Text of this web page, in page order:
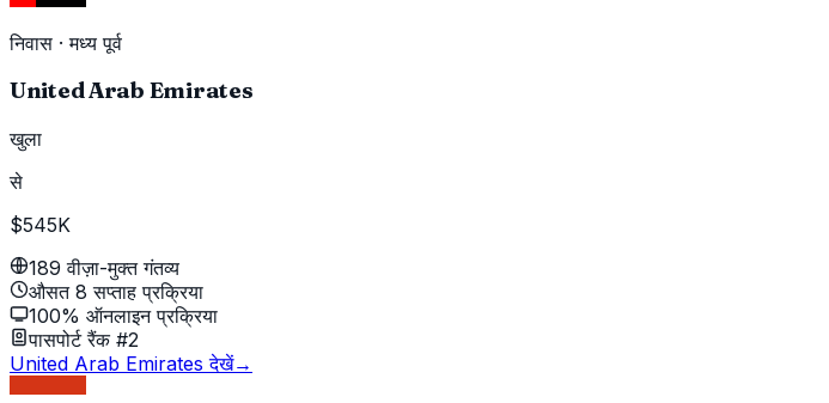
निवास ·मध्य पूर्व
United Arab Emirates
खुला
से
$545K
189 वीज़ा-मुक्त गंतव्य
औसत 8 सप्ताह प्रक्रिया
100% ऑनलाइन प्रक्रिया
पासपोर्ट रैंक #2
United Arab Emirates देखें→